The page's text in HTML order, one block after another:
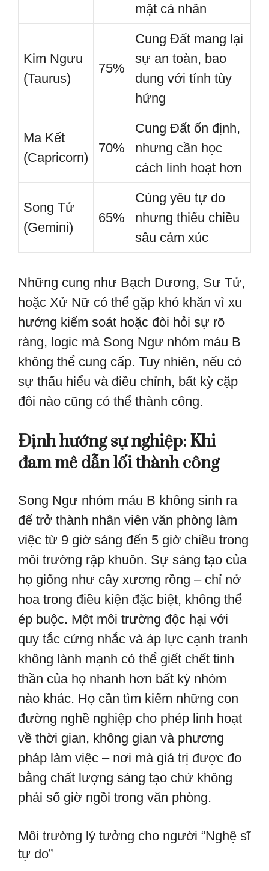
mật cá nhân
Kim Ngưu
(Taurus)
75%
Cung Đất mang lại
sự an toàn, bao
dung với tính tùy
hứng
Ma Kết
(Capricorn)
70%
Cung Đất ổn định,
nhưng cần học
cách linh hoạt hơn
Song Tử
(Gemini)
65%
Cùng yêu tự do
nhưng thiếu chiều
sâu cảm xúc
Những cung như Bạch Dương, Sư Tử,
hoặc Xử Nữ có thể gặp khó khăn vì xu
hướng kiểm soát hoặc đòi hỏi sự rõ
ràng, logic mà Song Ngư nhóm máu B
không thể cung cấp. Tuy nhiên, nếu có
sự thấu hiểu và điều chỉnh, bất kỳ cặp
đôi nào cũng có thể thành công.
Định hướng sự nghiệp: Khi
đam mê dẫn lối thành công
Song Ngư nhóm máu B không sinh ra
để trở thành nhân viên văn phòng làm
việc từ 9 giờ sáng đến 5 giờ chiều trong
môi trường rập khuôn. Sự sáng tạo của
họ giống như cây xương rồng – chỉ nở
hoa trong điều kiện đặc biệt, không thể
ép buộc. Một môi trường độc hại với
quy tắc cứng nhắc và áp lực cạnh tranh
không lành mạnh có thể giết chết tinh
thần của họ nhanh hơn bất kỳ nhóm
nào khác. Họ cần tìm kiếm những con
đường nghề nghiệp cho phép linh hoạt
về thời gian, không gian và phương
pháp làm việc – nơi mà giá trị được đo
bằng chất lượng sáng tạo chứ không
phải số giờ ngồi trong văn phòng.
Môi trường lý tưởng cho người “Nghệ sĩ
tự do”